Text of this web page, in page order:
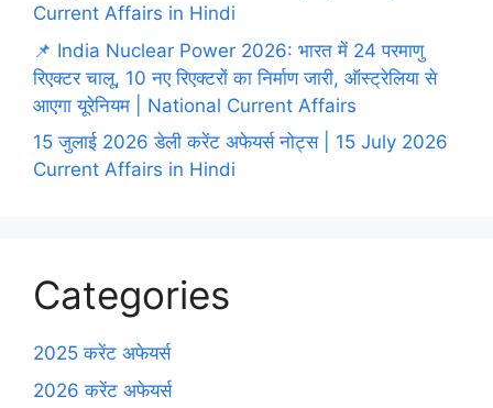
Current Affairs in Hindi
📌 India Nuclear Power 2026: भारत में 24 परमाणु
रिएक्टर चालू, 10 नए रिएक्टरों का निर्माण जारी, ऑस्ट्रेलिया से
आएगा यूरेनियम | National Current Affairs
15 जुलाई 2026 डेली करेंट अफेयर्स नोट्स | 15 July 2026
Current Affairs in Hindi
Categories
2025 करेंट अफेयर्स
2026 करेंट अफेयर्स